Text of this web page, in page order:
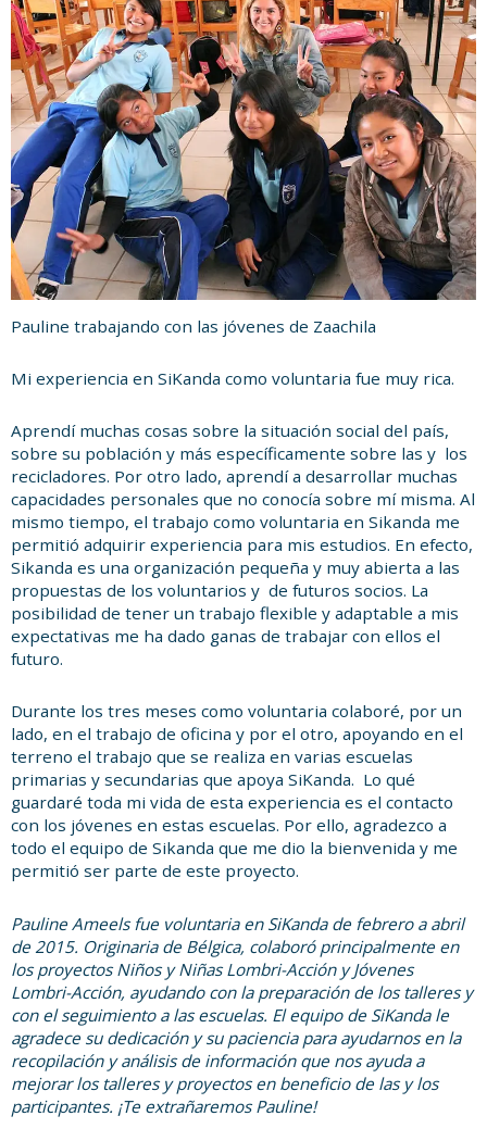
Pauline trabajando con las jóvenes de Zaachila
Mi experiencia en SiKanda como voluntaria fue muy rica.
Aprendí muchas cosas sobre la situación social del país,
sobre su población y más específicamente sobre las y los
recicladores. Por otro lado, aprendí a desarrollar muchas
capacidades personales que no conocía sobre mí misma. Al
mismo tiempo, el trabajo como voluntaria en Sikanda me
permitió adquirir experiencia para mis estudios. En efecto,
Sikanda es una organización pequeña y muy abierta a las
propuestas de los voluntarios y de futuros socios. La
posibilidad de tener un trabajo flexible y adaptable a mis
expectativas me ha dado ganas de trabajar con ellos el
futuro.
Durante los tres meses como voluntaria colaboré, por un
lado, en el trabajo de oficina y por el otro, apoyando en el
terreno el trabajo que se realiza en varias escuelas
primarias y secundarias que apoya SiKanda. Lo qué
guardaré toda mi vida de esta experiencia es el contacto
con los jóvenes en estas escuelas. Por ello, agradezco a
todo el equipo de Sikanda que me dio la bienvenida y me
permitió ser parte de este proyecto.
Pauline Ameels fue voluntaria en SiKanda de febrero a abril
de 2015. Originaria de Bélgica, colaboró principalmente en
los proyectos Niños y Niñas Lombri-Acción y Jóvenes
Lombri-Acción, ayudando con la preparación de los talleres y
con el seguimiento a las escuelas. El equipo de SiKanda le
agradece su dedicación y su paciencia para ayudarnos en la
recopilación y análisis de información que nos ayuda a
mejorar los talleres y proyectos en beneficio de las y los
participantes. ¡Te extrañaremos Pauline!